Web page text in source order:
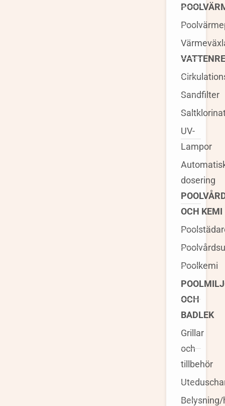
Sandfilter
UV-
Lampor
dosering
OCH KEMI
Poolkemi
OCH
BADLEK
Grillar
och
tillbehör